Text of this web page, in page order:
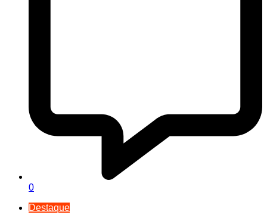
0
Destaque